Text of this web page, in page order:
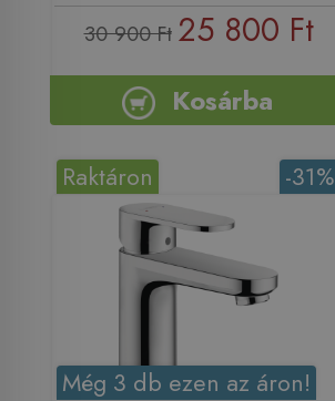
30 900 Ft 25 800 Ft
Kosárba
-31%
Raktáron
Még 3 db ezen az áron!